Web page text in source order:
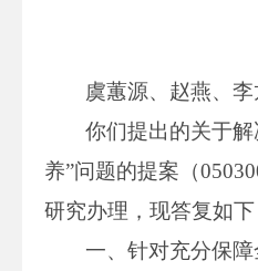
虞蕙源、赵燕、李
你们提出的关于
养”问题的提案（
研究办理，现答复如下
一、针对充分保